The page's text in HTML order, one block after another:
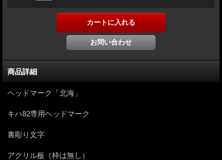
商品詳細
ヘッドマーク「北海」
キハ82専用ヘッドマーク
裏彫り文字
アクリル板（枠は無し）